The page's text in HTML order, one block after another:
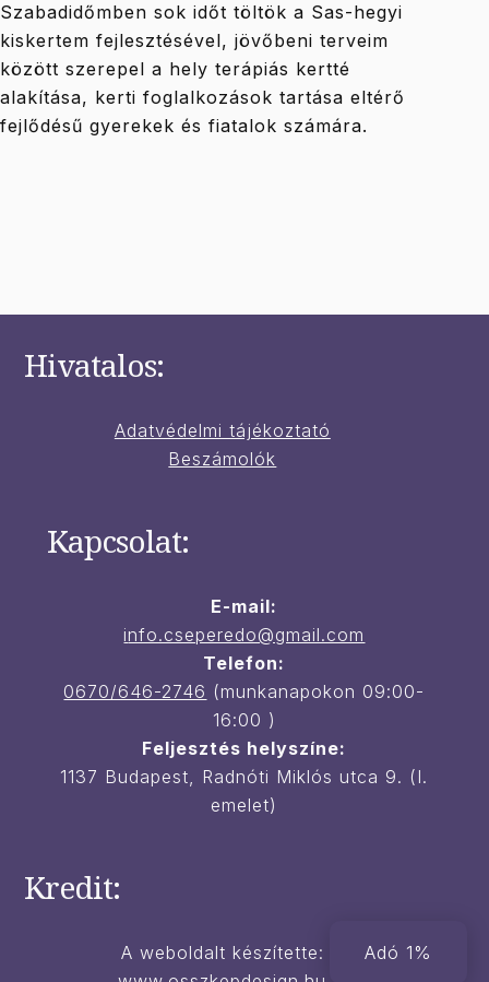
Szabadidőmben sok időt töltök a Sas-hegyi
kiskertem fejlesztésével, jövőbeni terveim
között szerepel a hely terápiás kertté
alakítása, kerti foglalkozások tartása eltérő
fejlődésű gyerekek és fiatalok számára.
Hivatalos:
Adatvédelmi tájékoztató
Beszámolók
Kapcsolat:
E-mail:
info.cseperedo@gmail.com
Telefon:
0670/646-2746 (munkanapokon 09:00-
16:00 )
Feljesztés helyszíne:
1137 Budapest, Radnóti Miklós utca 9. (I.
emelet)
Kredit:
A weboldalt készítette:
Adó 1%